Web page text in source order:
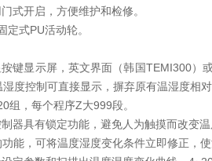
式开启，方便维护和检修。
定式PU活动轮。
键显示屏，英文界面（韩国TEMI300）
度控制可直接显示，摒弃原有温湿度相
组，每个程序Z大999段。
器具有锁定功能，避免人为触摸而改变
能，可将温度湿度变化条件立即修正，